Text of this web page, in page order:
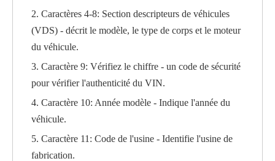
2. Caractères 4-8: Section descripteurs de véhicules
(VDS) - décrit le modèle, le type de corps et le moteur
du véhicule.
3. Caractère 9: Vérifiez le chiffre - un code de sécurité
pour vérifier l'authenticité du VIN.
4. Caractère 10: Année modèle - Indique l'année du
véhicule.
5. Caractère 11: Code de l'usine - Identifie l'usine de
fabrication.